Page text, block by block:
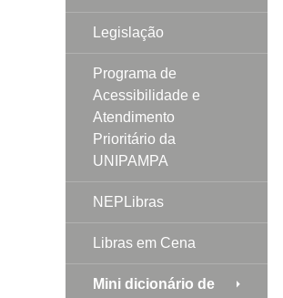
Legislação
Programa de
Acessibilidade e
Atendimento
Prioritário da
UNIPAMPA
NEPLibras
Libras em Cena
Mini dicionário de